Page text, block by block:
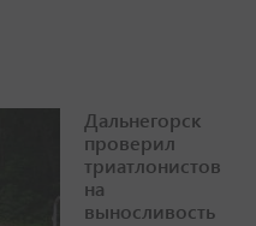
Дальнегорск
проверил
триатлонистов
на
выносливость